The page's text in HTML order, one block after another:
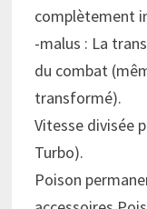
complètement
-malus : La
du combat
transformé).
Vitesse divisée
Turbo).
Poison